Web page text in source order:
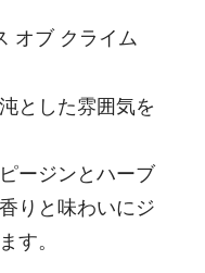
オブ クライム
とした雰囲気を
ージンとハーブ
りと味わいにジ
す。